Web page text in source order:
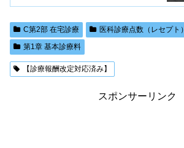
C第2部 在宅診療
医科診療点数（レセプト）
第1章 基本診療料
【診療報酬改定対応済み】
スポンサーリンク